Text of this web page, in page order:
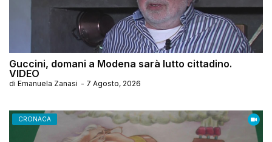
Guccini, domani a Modena sarà lutto cittadino.
VIDEO
di Emanuela Zanasi - 7 Agosto, 2026
CRONACA